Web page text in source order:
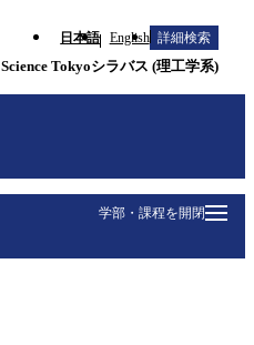
日本語 English 詳細検索
Science Tokyoシラバス (理工学系)
学部・課程を開閉